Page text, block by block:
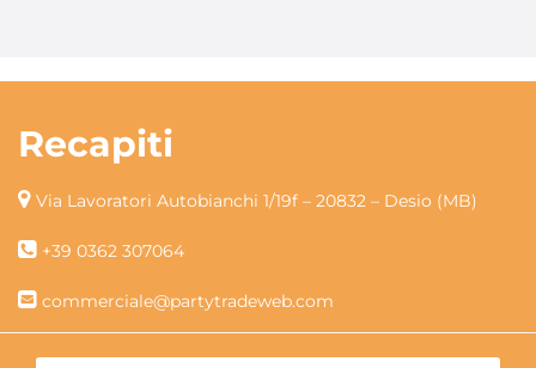
Recapiti
Via Lavoratori Autobianchi 1/19f – 20832 – Desio (MB)
+39 0362 307064
commerciale@partytradeweb.com